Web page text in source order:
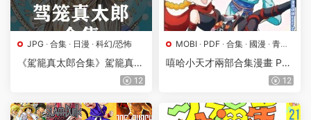
JPG · 合集 · 日漫 · 科幻/恐怖
《駕籠真太郎合集》駕籠真太
郎 JPG電子漫畫【全系完
F/Mobi
12
MOBI · PDF · 合集 · 國漫 · 青春/
情感
嘻哈小天才兩部合集漫畫 PD
F格式高清資源下載【1-2部合
精品
12